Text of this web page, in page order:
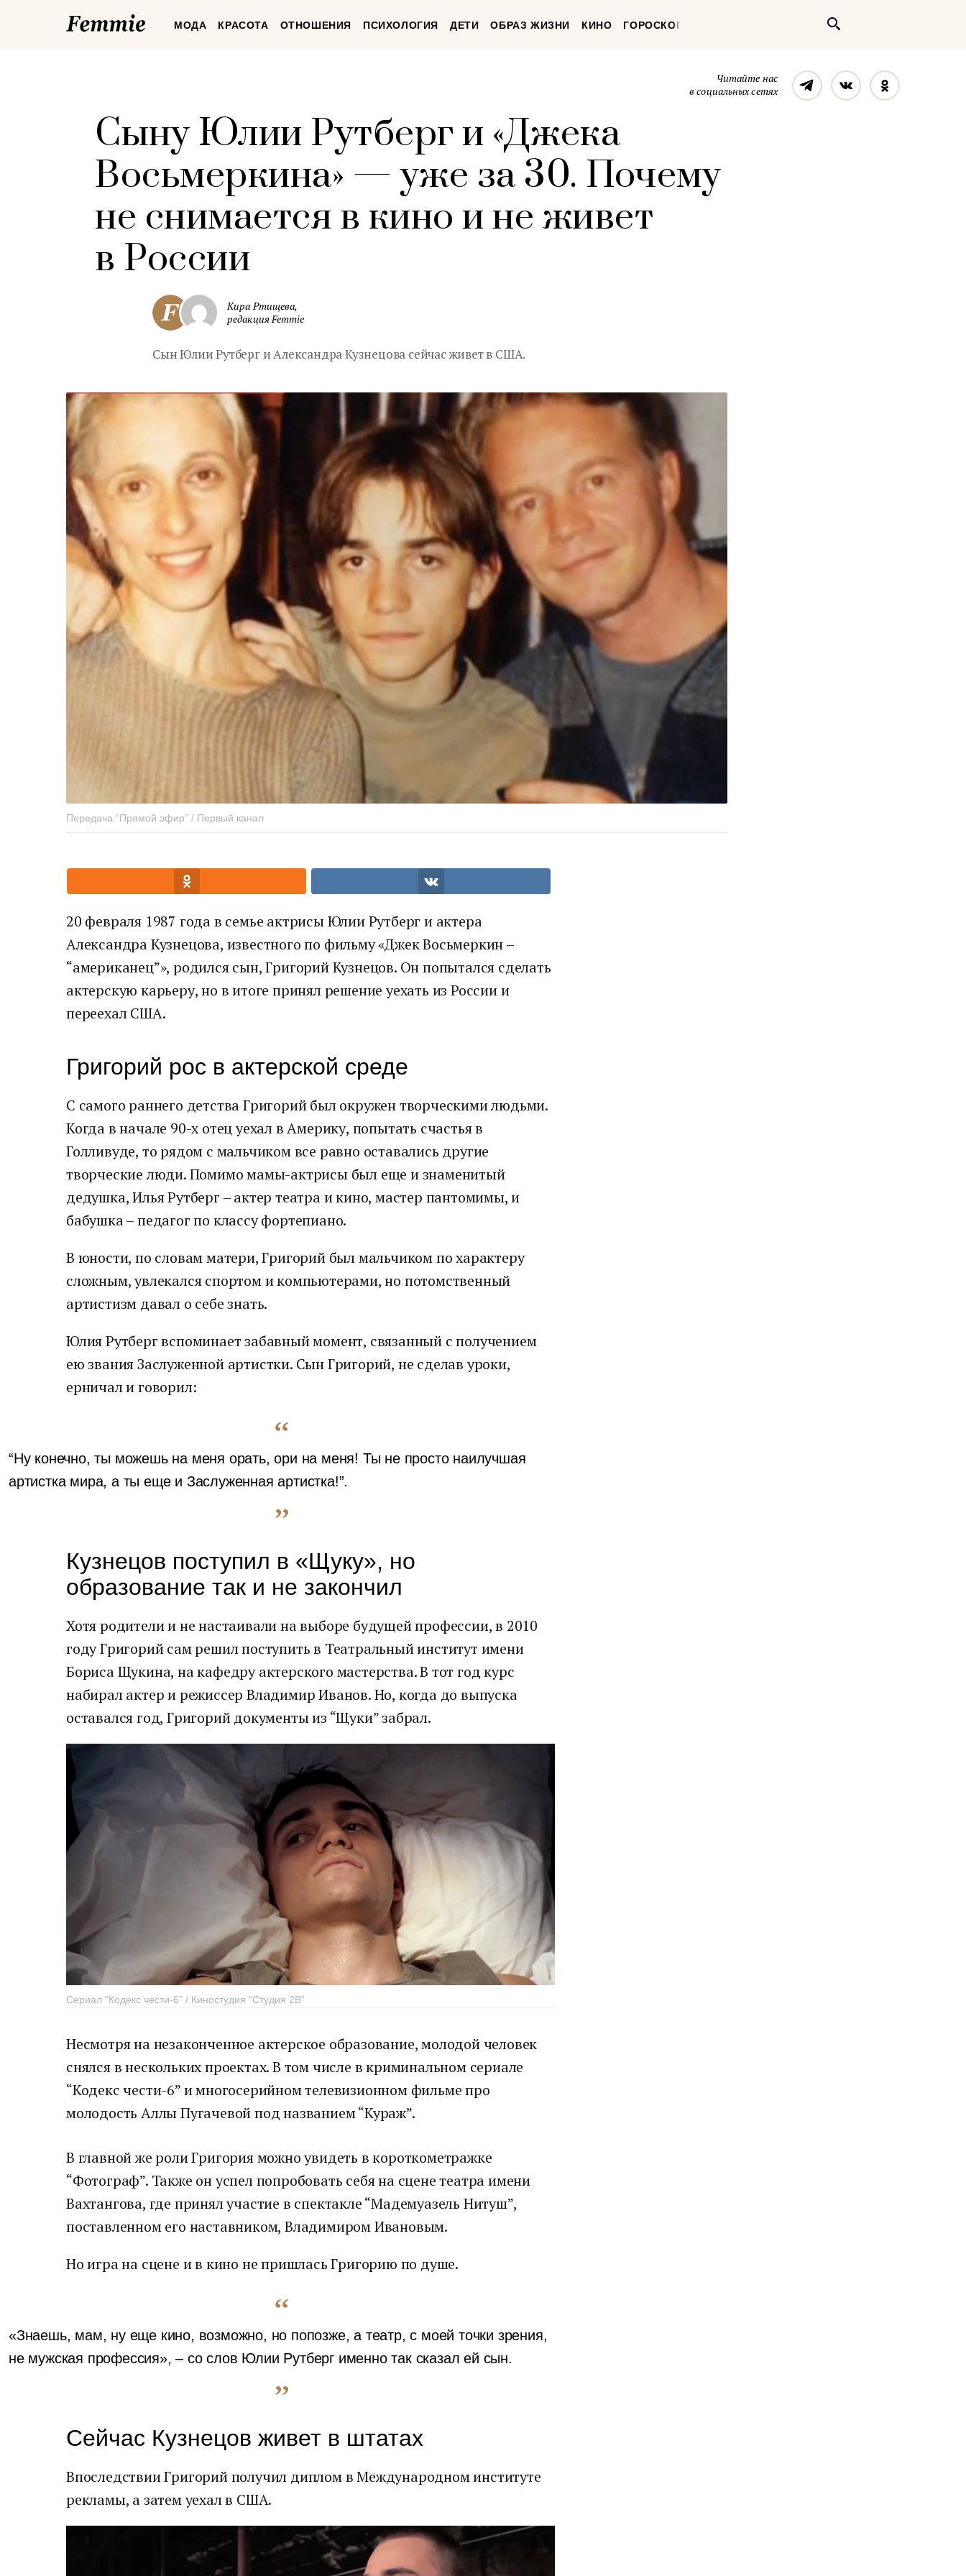
FemmieМОДА КРАСОТА ОТНОШЕНИЯ ПСИХОЛОГИЯ ДЕТИ ОБРАЗ ЖИЗНИ КИНО ГОРОСКОП
Читайте нас
в социальных сетях
ТелеграмВконтакте
Сыну Юлии Рутберг и «Джека
Восьмеркина» — уже за 30. Почему
не снимается в кино и не живет
в России
Кира Ртищева,
редакция Femmie
Сын Юлии Рутберг и Александра Кузнецова сейчас живет в США.
Передача “Прямой эфир” / Первый канал
20 февраля 1987 года в семье актрисы Юлии Рутберг и актера
Александра Кузнецова, известного по фильму «Джек Восьмеркин –
“американец”», родился сын, Григорий Кузнецов. Он попытался сделать
актерскую карьеру, но в итоге принял решение уехать из России и
переехал США.
Григорий рос в актерской среде
С самого раннего детства Григорий был окружен творческими людьми.
Когда в начале 90-х отец уехал в Америку, попытать счастья в
Голливуде, то рядом с мальчиком все равно оставались другие
творческие люди. Помимо мамы-актрисы был еще и знаменитый
дедушка, Илья Рутберг – актер театра и кино, мастер пантомимы, и
бабушка – педагог по классу фортепиано.
В юности, по словам матери, Григорий был мальчиком по характеру
сложным, увлекался спортом и компьютерами, но потомственный
артистизм давал о себе знать.
Юлия Рутберг вспоминает забавный момент, связанный с получением
ею звания Заслуженной артистки. Сын Григорий, не сделав уроки,
ерничал и говорил:
“Ну конечно, ты можешь на меня орать, ори на меня! Ты не просто наилучшая
артистка мира, а ты еще и Заслуженная артистка!”.
Кузнецов поступил в «Щуку», но
образование так и не закончил
Хотя родители и не настаивали на выборе будущей профессии, в 2010
году Григорий сам решил поступить в Театральный институт имени
Бориса Щукина, на кафедру актерского мастерства. В тот год курс
набирал актер и режиссер Владимир Иванов. Но, когда до выпуска
оставался год, Григорий документы из “Щуки” забрал.
Сериал “Кодекс чести-6” / Киностудия “Студия 2В”
Несмотря на незаконченное актерское образование, молодой человек
снялся в нескольких проектах. В том числе в криминальном сериале
“Кодекс чести-6” и многосерийном телевизионном фильме про
молодость Аллы Пугачевой под названием “Кураж”.
В главной же роли Григория можно увидеть в короткометражке
“Фотограф”. Также он успел попробовать себя на сцене театра имени
Вахтангова, где принял участие в спектакле “Мадемуазель Нитуш”,
поставленном его наставником, Владимиром Ивановым.
Но игра на сцене и в кино не пришлась Григорию по душе.
«Знаешь, мам, ну еще кино, возможно, но попозже, а театр, с моей точки зрения,
не мужская профессия», – со слов Юлии Рутберг именно так сказал ей сын.
Сейчас Кузнецов живет в штатах
Впоследствии Григорий получил диплом в Международном институте
рекламы, а затем уехал в США.